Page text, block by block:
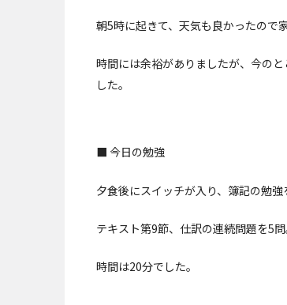
朝5時に起きて、天気も良かったので
時間には余裕がありましたが、今の
した。
■ 今日の勉強
夕食後にスイッチが入り、簿記の勉強
テキスト第9節、仕訳の連続問題を5問
時間は20分でした。